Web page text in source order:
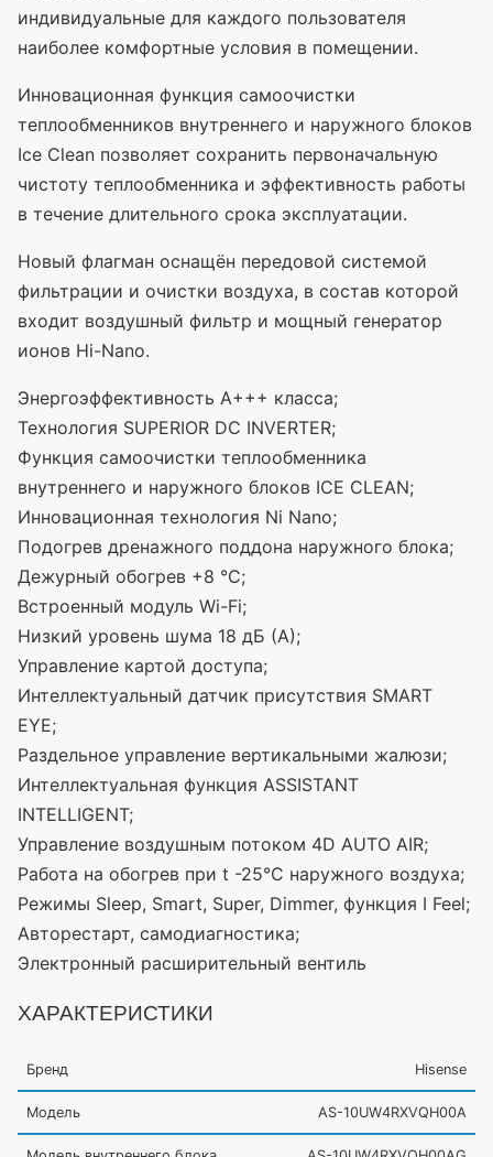
индивидуальные для каждого пользователя
наиболее комфортные условия в помещении.
Инновационная функция самоочистки
теплообменников внутреннего и наружного блоков
Ice Clean позволяет сохранить первоначальную
чистоту теплообменника и эффективность работы
в течение длительного срока эксплуатации.
Новый флагман оснащён передовой системой
фильтрации и очистки воздуха, в состав которой
входит воздушный фильтр и мощный генератор
ионов Hi-Nano.
Энергоэффективность А+++ класса;
Технология SUPERIOR DC INVERTER;
Функция самоочистки теплообменника
внутреннего и наружного блоков ICE CLEAN;
Инновационная технология Ni Nano;
Подогрев дренажного поддона наружного блока;
Дежурный обогрев +8 °С;
Встроенный модуль Wi-Fi;
Низкий уровень шума 18 дБ (А);
Управление картой доступа;
Интеллектуальный датчик присутствия SMART
EYE;
Раздельное управление вертикальными жалюзи;
Интеллектуальная функция ASSISTANT
INTELLIGENT;
Управление воздушным потоком 4D AUTO AIR;
Работа на обогрев при t -25°С наружного воздуха;
Режимы Sleep, Smart, Super, Dimmer, функция I Feel;
Авторестарт, самодиагностика;
Электронный расширительный вентиль
ХАРАКТЕРИСТИКИ
Бренд Hisense
Модель AS-10UW4RXVQH00A